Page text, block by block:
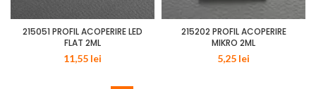
215051 PROFIL ACOPERIRE LED
FLAT 2ML
11,55 lei
215202 PROFIL ACOPERIRE
MIKRO 2ML
5,25 lei